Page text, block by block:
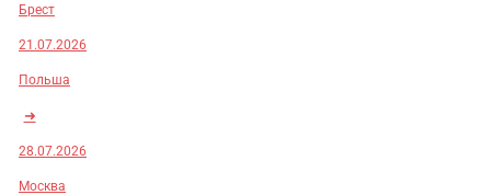
Брест
21.07.2026
Польша
➜
28.07.2026
Москва